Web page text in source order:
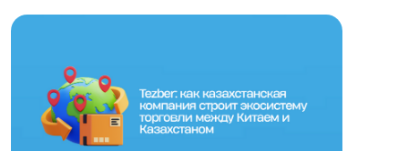
между ними. Дархан Ахметов, founding
AI с инвестициями от General Catalyst,
решил закрыть этот пробел в